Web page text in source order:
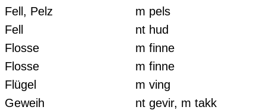
Fell, Pelz
m pels
Fell
nt hud
Flosse
m finne
Flosse
m finne
Flügel
m ving
Geweih
nt gevir, m takk